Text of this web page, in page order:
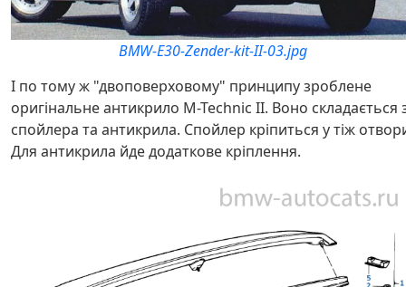
BMW-E30-Zender-kit-II-03.jpg
І по тому ж "двоповерховому" принципу зроблене
оригінальне антикрило M-Technic II. Воно складається
спойлера та антикрила. Спойлер кріпиться у тіж
Для антикрила йде додаткове кріплення.